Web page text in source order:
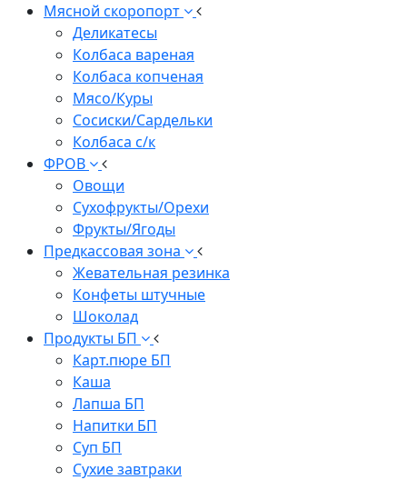
Мясной скоропорт
Деликатесы
Колбаса вареная
Колбаса копченая
Мясо/Куры
Сосиски/Сардельки
Колбаса с/к
ФРОВ
Овощи
Сухофрукты/Орехи
Фрукты/Ягоды
Предкассовая зона
Жевательная резинка
Конфеты штучные
Шоколад
Продукты БП
Карт.пюре БП
Каша
Лапша БП
Напитки БП
Суп БП
Сухие завтраки